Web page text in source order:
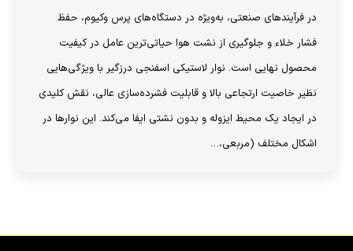
در فرآیندهای صنعتی، به‌ویژه در دستگاه‌های پرس وکیوم، حفظ
فشار خلاء و جلوگیری از نشت هوا حیاتی‌ترین عامل در کیفیت
محصول نهایی است. نوار لاستیکی اسفنجی درزگیر با ویژگی‌هایی
نظیر خاصیت ارتجاعی بالا و قابلیت فشرده‌سازی عالی، نقش کلیدی
در ایجاد یک محیط ایزوله و بدون نشتی ایفا می‌کند. این نوارها در
اشکال مختلف (مربعی،…